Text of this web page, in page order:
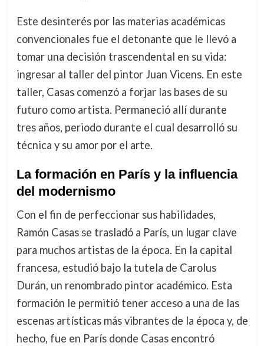
Este desinterés por las materias académicas
convencionales fue el detonante que le llevó a
tomar una decisión trascendental en su vida:
ingresar al taller del pintor Juan Vicens. En este
taller, Casas comenzó a forjar las bases de su
futuro como artista. Permaneció allí durante
tres años, periodo durante el cual desarrolló su
técnica y su amor por el arte.
La formación en París y la influencia
del modernismo
Con el fin de perfeccionar sus habilidades,
Ramón Casas se trasladó a París, un lugar clave
para muchos artistas de la época. En la capital
francesa, estudió bajo la tutela de Carolus
Durán, un renombrado pintor académico. Esta
formación le permitió tener acceso a una de las
escenas artísticas más vibrantes de la época y, de
hecho, fue en París donde Casas encontró